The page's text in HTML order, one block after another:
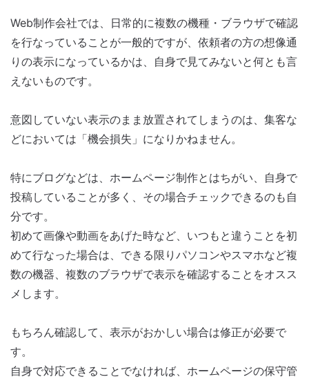
Web制作会社では、日常的に複数の機種・ブラウザで確認
を行なっていることが一般的ですが、依頼者の方の想像通
りの表示になっているかは、自身で見てみないと何とも言
えないものです。
意図していない表示のまま放置されてしまうのは、集客な
どにおいては「機会損失」になりかねません。
特にブログなどは、ホームページ制作とはちがい、自身で
投稿していることが多く、その場合チェックできるのも自
分です。
初めて画像や動画をあげた時など、いつもと違うことを初
めて行なった場合は、できる限りパソコンやスマホなど複
数の機器、複数のブラウザで表示を確認することをオスス
メします。
もちろん確認して、表示がおかしい場合は修正が必要で
す。
自身で対応できることでなければ、ホームページの保守管